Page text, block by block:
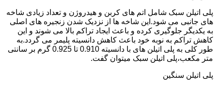
پلی اتیلن سبک شامل اتم های کربن و هیدروژن و تعداد زیادی شاخه
های جانبی می شود.این شاخه ها از نزدیک شدن زنجیره های اصلی
به یکدیگر جلوگیری کرده و باعث ایجاد تراکم بالا می شوند و این
کاهش تراکم به نوبه خود باعث کاهش دانسیته پلیمر می گردد.به
طور کلی به پلی اتیلن های با دانسیته 0.910 تا 0.925 گرم بر سانتی
متر مکعب،پلی اتیلن سبک میتوان گفت.
پلی اتیلن سنگین